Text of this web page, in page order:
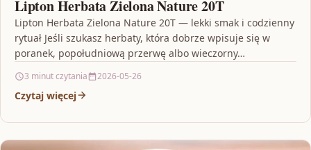
Lipton Herbata Zielona Nature 20T
Lipton Herbata Zielona Nature 20T — lekki smak i codzienny
rytuał Jeśli szukasz herbaty, która dobrze wpisuje się w
poranek, popołudniową przerwę albo wieczorny…
3 minut czytania 2026-05-26
Czytaj więcej